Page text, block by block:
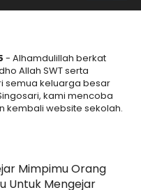
- Alhamdulillah berkat
Allah SWT serta
semua keluarga besar
kami mencoba
kembali website sekolah.
Mimpimu Orang
Untuk Mengejar
Senja
Mini